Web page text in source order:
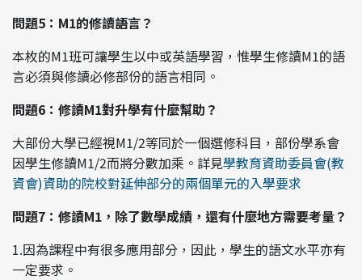
問題5：M1的修讀語言？
本枚的M1班可讓學生以中或英語學習，惟學生修讀M1的語
言必須與修讀必修部份的語言相同。
問題6：修讀M1對升學有什麼幫助？
大部份大學已經視M1/2等同於一個選修科目，部份學系會
因學生修讀M1/2而將分數加乘。詳見學教育資助委員會(教
資會)資助的院校對延伸部分的兩個單元的入學要求
問題7：修讀M1，除了數學成績，還有什麼地方需要考量？
1.因為課程中有很多應用部分，因此，學生的語文水平亦有
一定要求。